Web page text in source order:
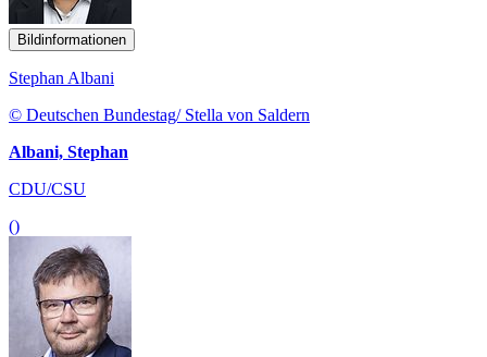
Bildinformationen
Stephan Albani
© Deutschen Bundestag/ Stella von Saldern
Albani, Stephan
CDU/CSU
()